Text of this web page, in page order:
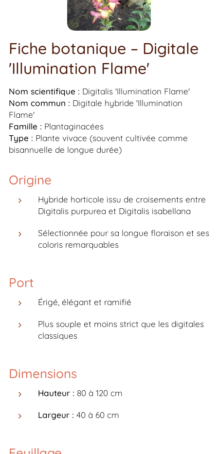
Fiche botanique – Digitale
'Illumination Flame'
Nom scientifique : Digitalis 'Illumination Flame'
Nom commun : Digitale hybride 'Illumination
Flame'
Famille : Plantaginacées
Type : Plante vivace (souvent cultivée comme
bisannuelle de longue durée)
Origine
Hybride horticole issu de croisements entre
Digitalis purpurea et Digitalis isabellana
Sélectionnée pour sa longue floraison et ses
coloris remarquables
Port
Érigé, élégant et ramifié
Plus souple et moins strict que les digitales
classiques
Dimensions
Hauteur : 80 à 120 cm
Largeur : 40 à 60 cm